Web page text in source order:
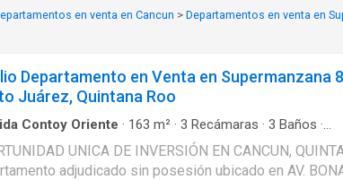
en venta en Cancun > Departamentos en venta en
Departamento en Venta en Supermanzana
Juárez, Quintana Roo
Contoy Oriente · 163 m² · 3 Recámaras · 3 Baños ·
UNICA DE INVERSIÓN EN CANCUN,
adjudicado sin posesión ubicado en AV.